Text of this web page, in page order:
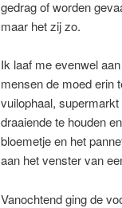
gedrag of worden
maar het zij zo.
Ik laaf me evenwel
mensen de moed erin
vuilophaal,
draaiende te houden
bloemetje en het
aan het venster van
Vanochtend ging de